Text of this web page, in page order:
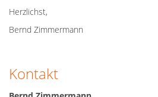
Herzlichst,
Bernd Zimmermann
Kontakt